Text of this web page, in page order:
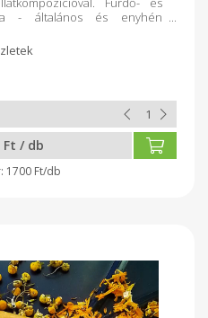
- általános és enyhén
színező) aloe-bambusz
laktát, glicerin* *a
perfume oil, distilled water,
produced naturally during
Ft / db
1700 Ft/db